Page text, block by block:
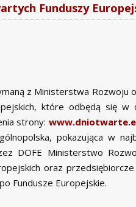
Funduszy
z Ministerstwa Rozwoju
które odbędą się w
strony:
pokazująca w
DOFE Ministerstwo
oraz
Fundusze Europejskie.